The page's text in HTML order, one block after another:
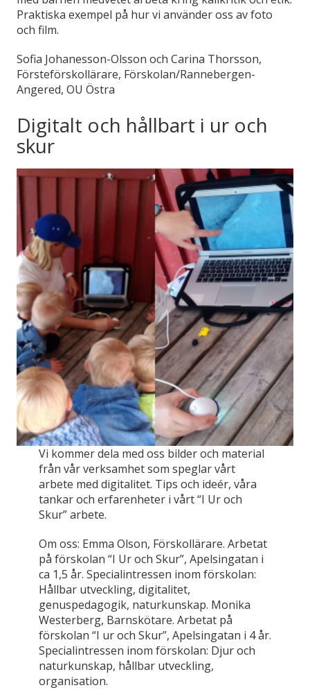
Praktiska exempel på hur vi använder oss av foto
och film.
Sofia Johanesson-Olsson och Carina Thorsson,
Försteförskollärare, Förskolan/Rannebergen-
Angered, OU Östra
Digitalt och hållbart i ur och
skur
Vi kommer dela med oss bilder och material
från vår verksamhet som speglar vårt
arbete med digitalitet. Tips och ideér, våra
tankar och erfarenheter i vårt “I Ur och
Skur” arbete.
Om oss: Emma Olson, Förskollärare. Arbetat
på förskolan “I Ur och Skur”, Apelsingatan i
ca 1,5 år. Specialintressen inom förskolan:
Hållbar utveckling, digitalitet,
genuspedagogik, naturkunskap. Monika
Westerberg, Barnskötare. Arbetat på
förskolan “I ur och Skur”, Apelsingatan i 4 år.
Specialintressen inom förskolan: Djur och
naturkunskap, hållbar utveckling,
organisation.